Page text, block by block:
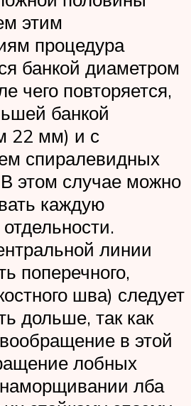
этим
процедура
банкой диаметром
чего повторяется,
банкой
22 мм) и с
спиралевидных
этом случае можно
каждую
линии
поперечного,
шва) следует
дольше, так как
в этой
лобных
лба